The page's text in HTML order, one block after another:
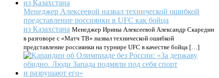
Менеджер Алексеевой назвал технической ошибкой
представление россиянки в UFC как бойца
из Казахстана Менеджер Ирины Алексеевой Александр Скаредин
в разговоре с «Матч ТВ» назвал технической ошибкой
представление россиянки на турнире UFC в качестве бойца […]